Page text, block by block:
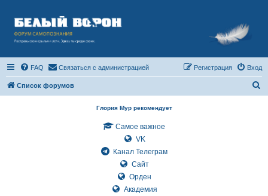
FAQ Связаться с администрацией Вход
Регистрация
Список форумов
Глория Мур рекомендует
Самое важное
VK
Канал Телеграм
Сайт
Орден
Академия